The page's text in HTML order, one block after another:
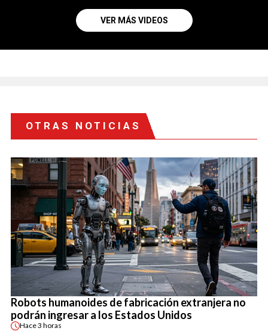
VER MÁS VIDEOS
OTRAS NOTICIAS
Robots humanoides de fabricación extranjera no
podrán ingresar a los Estados Unidos
Hace3 horas